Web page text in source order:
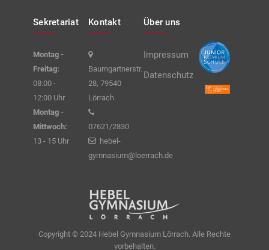
Sekretariat
Montag -
Freitag:
08:00 -
12:00 Uhr
Montag -
Mittwoch:
13 - 15 Uhr
Kontakt
Baumgartnerstr.
28, 79540
Lörrach
07621/2830
hebel-
gymnasium@loerrach.de
Über uns
Impressum
Datenschutz
Copyright © 2024 Hebel Gymnasium Lörrach. Alle Rechte
vorbehalten.